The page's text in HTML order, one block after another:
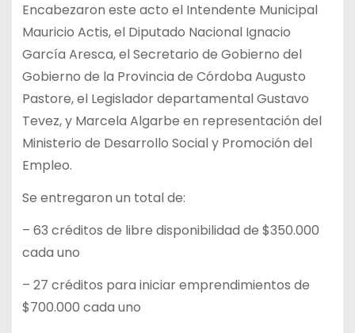
Encabezaron este acto el Intendente Municipal
Mauricio Actis, el Diputado Nacional Ignacio
García Aresca, el Secretario de Gobierno del
Gobierno de la Provincia de Córdoba Augusto
Pastore, el Legislador departamental Gustavo
Tevez, y Marcela Algarbe en representación del
Ministerio de Desarrollo Social y Promoción del
Empleo.
Se entregaron un total de:
– 63 créditos de libre disponibilidad de $350.000
cada uno
– 27 créditos para iniciar emprendimientos de
$700.000 cada uno